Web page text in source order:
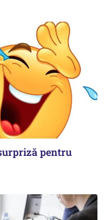
pentru